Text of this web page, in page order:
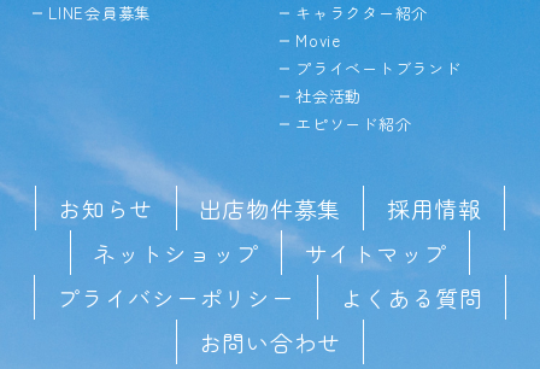
LINE会員募集
キャラクター紹介
Movie
プライベートブランド
社会活動
エピソード紹介
お知らせ 出店物件募集
採用情報
ネットショップ
サイトマップ
プライバシーポリシー
よくある質問
お問い合わせ